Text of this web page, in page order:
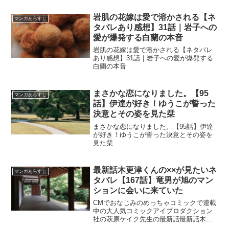
マンガあらすじ
岩肌の花嫁は愛で溶かされる【ネ
タバレあり感想】31話｜岩子への
愛が爆発する白蘭の本音
岩肌の花嫁は愛で溶かされる【ネタバレ
あり感想】31話｜岩子への愛が爆発する
白蘭の本音
マンガあらすじ
まさかな恋になりました。【95
話】伊達が好き！ゆうこが誓った
決意とその姿を見た栞
まさかな恋になりました。【95話】伊達
が好き！ゆうこが誓った決意とその姿を
見た栞
マンガあらすじ
最新話木更津くんの××が見たいネ
タバレ【167話】竜男が旭のマン
ションに会いに来ていた
CMでおなじみのめっちゃコミックで連載
中の大人気コミックアイプロダクション
社の萩原ケイク先生の最新話最新話木更